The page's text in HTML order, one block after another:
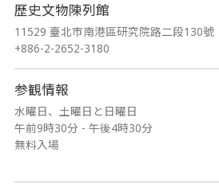
歷史文物陳列館
11529 臺北市南港區研究院路二段130號
+886-2-2652-3180
参観情報
水曜日、土曜日と日曜日
午前9時30分 - 午後4時30分
無料入場